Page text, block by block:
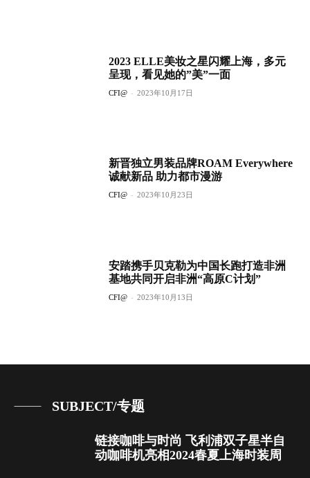
2023 ELLE美妆之星闪耀上海，多元
呈现，看见她的”美”一面
CFI@ - 2023年10月17日
新晋独立男装品牌ROAM Everywhere
诚献新品 助力都市漫游
CFI@ - 2023年10月23日
安踏携手贝克勒为中国长跑打造非洲
基地共同开启非洲“高原C计划”
CFI@ - 2023年10月13日
SUBJECT/专题
链接咖啡与时尚 飞利浦双子星半自
动咖啡机亮相2024春夏上海时装周